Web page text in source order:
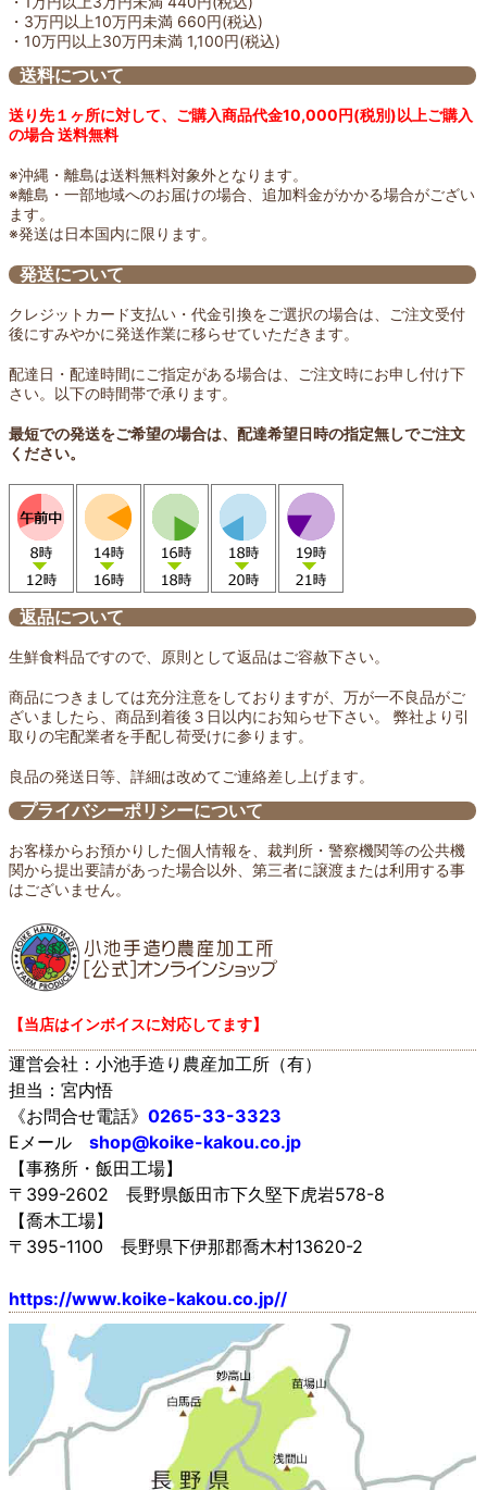
・3万円以上10万円未満 660円(税込)
・10万円以上30万円未満 1,100円(税込)
送料について
送り先１ヶ所に対して、ご購入商品代金10,000円(税別)以上ご購入
の場合 送料無料
※沖縄・離島は送料無料対象外となります。
※離島・一部地域へのお届けの場合、追加料金がかかる場合がござい
ます。
※発送は日本国内に限ります。
発送について
クレジットカード支払い・代金引換をご選択の場合は、ご注文受付
後にすみやかに発送作業に移らせていただきます。
配達日・配達時間にご指定がある場合は、ご注文時にお申し付け下
さい。以下の時間帯で承ります。
最短での発送をご希望の場合は、配達希望日時の指定無しでご注文
ください。
返品について
生鮮食料品ですので、原則として返品はご容赦下さい。
商品につきましては充分注意をしておりますが、万が一不良品がご
ざいましたら、商品到着後３日以内にお知らせ下さい。 弊社より引
取りの宅配業者を手配し荷受けに参ります。
良品の発送日等、詳細は改めてご連絡差し上げます。
プライバシーポリシーについて
お客様からお預かりした個人情報を、裁判所・警察機関等の公共機
関から提出要請があった場合以外、第三者に譲渡または利用する事
はございません。
【当店はインボイスに対応してます】
運営会社：小池手造り農産加工所（有）
担当：宮内悟
《お問合せ電話》 0265-33-3323
Eメール shop@koike-kakou.co.jp
【事務所・飯田工場】
〒399-2602 長野県飯田市下久堅下虎岩578-8
【喬木工場】
〒395-1100 長野県下伊那郡喬木村13620-2
https://www.koike-kakou.co.jp//